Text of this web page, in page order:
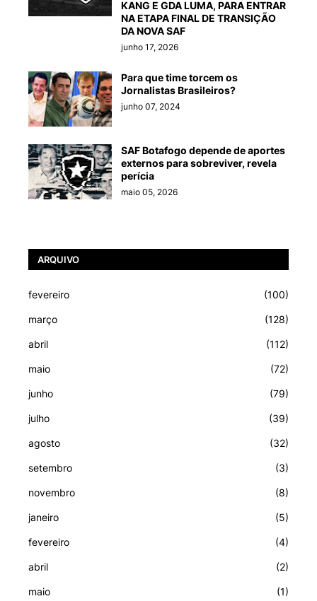
KANG E GDA LUMA, PARA ENTRAR
NA ETAPA FINAL DE TRANSIÇÃO
DA NOVA SAF
junho 17, 2026
Para que time torcem os
Jornalistas Brasileiros?
junho 07, 2024
SAF Botafogo depende de aportes
externos para sobreviver, revela
perícia
maio 05, 2026
ARQUIVO
fevereiro (100)
março (128)
abril (112)
maio (72)
junho (79)
julho (39)
agosto (32)
setembro (3)
novembro (8)
janeiro (5)
fevereiro (4)
abril (2)
maio (1)